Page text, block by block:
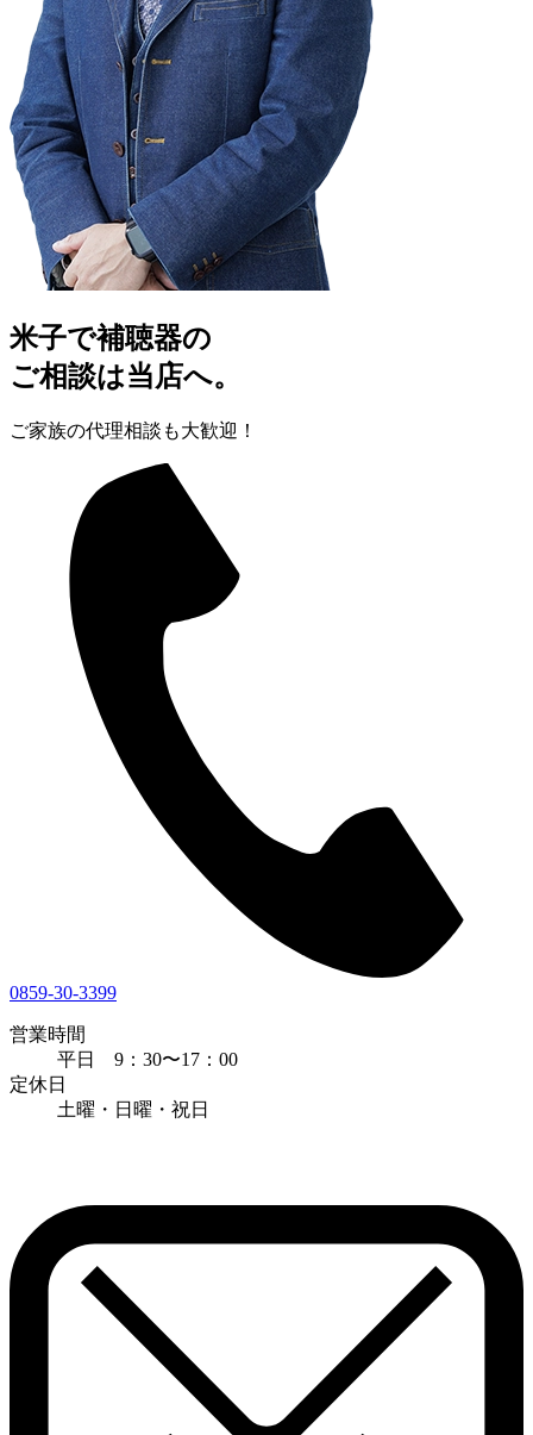
米子で補聴器の
ご相談は当店へ。
ご家族の代理相談も大歓迎！
0859-30-3399
営業時間
平日 9：30〜17：00
定休日
土曜・日曜・祝日